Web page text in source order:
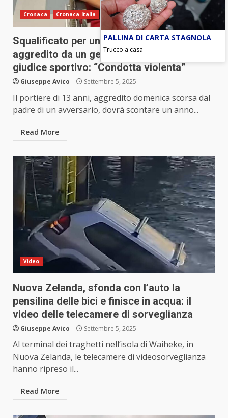
Cronaca Cronaca Italia
Squalificato per un anno il portiere 13enne
aggredito da un genitore a Collegno. Il
giudice sportivo: “Condotta violenta”
Giuseppe Avico Settembre 5, 2025
Il portiere di 13 anni, aggredito domenica scorsa dal
padre di un avversario, dovrà scontare un anno...
Read More
Video
Nuova Zelanda, sfonda con l’auto la
pensilina delle bici e finisce in acqua: il
video delle telecamere di sorveglianza
Giuseppe Avico Settembre 5, 2025
Al terminal dei traghetti nell’isola di Waiheke, in
Nuova Zelanda, le telecamere di videosorveglianza
hanno ripreso il...
Read More
PALLINA DI CARTA STAGNOLA
Trucco a casa